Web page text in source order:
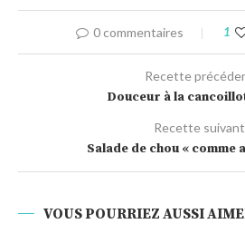
0 commentaires 1
Recette
Douceur à la
Recette
Salade de chou « comme
VOUS POURRIEZ AUSSI